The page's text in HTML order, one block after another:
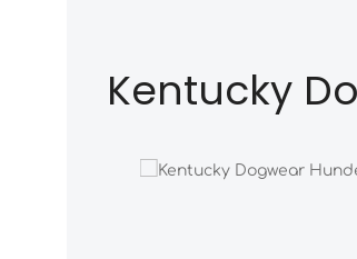
Kentucky
Bildergalerie überspringen